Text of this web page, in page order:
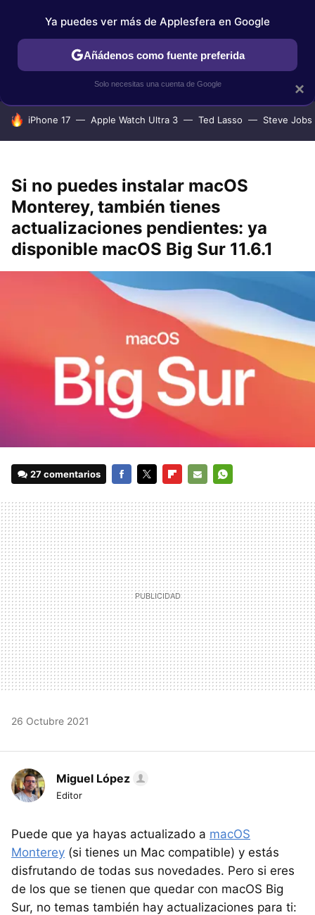
IPHONE TUTORIALES APPLESFERA SELECCIÓN
HOY SE HABLA DE
iPhone 17 Apple Watch Ultra 3 Ted Lasso Steve Jobs
Si no puedes instalar macOS
Monterey, también tienes
actualizaciones pendientes: ya
disponible macOS Big Sur 11.6.1
27 comentarios
MAIL
26 Octubre 2021
Miguel López
Editor
Puede que ya hayas actualizado a macOS
Monterey (si tienes un Mac compatible) y estás
disfrutando de todas sus novedades. Pero si eres
de los que se tienen que quedar con macOS Big
Sur, no temas también hay actualizaciones para ti:
×
Ya puedes ver más de Applesfera en Google
Añádenos como fuente preferida
Solo necesitas una cuenta de Google